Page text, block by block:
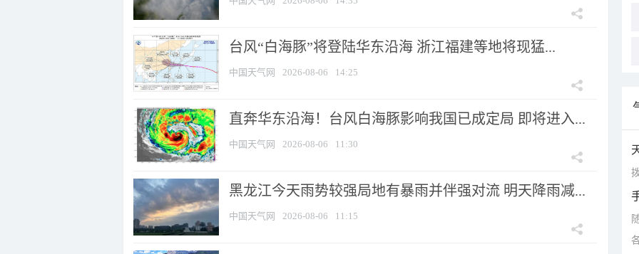
台风“白海豚”将登陆华东沿海 浙江福建等地将现猛...
中国天气网 2026-08-06 14:25
直奔华东沿海！台风白海豚影响我国已成定局 即将进入...
中国天气网 2026-08-06 11:30
黑龙江今天雨势较强局地有暴雨并伴强对流 明天降雨减...
中国天气网 2026-08-06 11:15